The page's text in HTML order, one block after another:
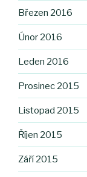
Březen 2016
Únor 2016
Leden 2016
Prosinec 2015
Listopad 2015
Říjen 2015
Září 2015